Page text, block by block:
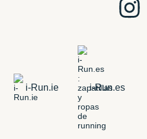
i-Run.ie i-Run.es